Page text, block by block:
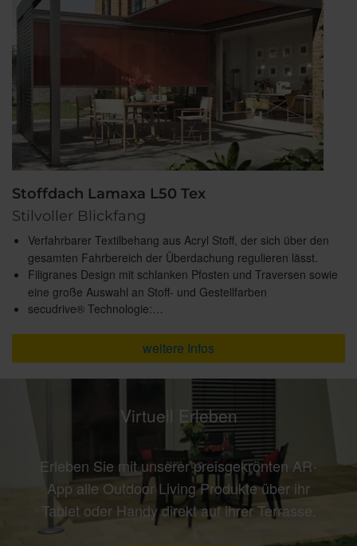
Stoffdach Lamaxa L50 Tex
Stilvoller Blickfang
Verfahrbarer Textilbehang aus Acryl Stoff, der sich über den
gesamten Fahrbereich der Überdachung regulieren lässt.
Filigranes Design mit schlanken Pfosten und Traversen sowie
eine große Auswahl an Stoff- und Gestellfarben
secudrive® Technologie:…
weitere Infos
Virtuell Erleben
Erleben Sie mit unserer preisgekrönten AR-
App alle Outdoor Living Produkte über ihr
Tablet oder Handy direkt auf ihrer Terrasse.